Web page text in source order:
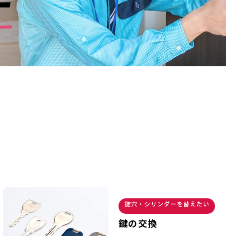
鍵穴・シリンダーを替えたい
鍵の交換